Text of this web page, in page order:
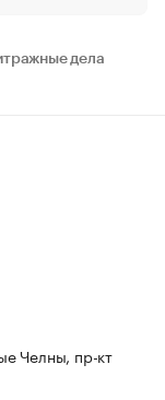
дела
Челны, пр-кт